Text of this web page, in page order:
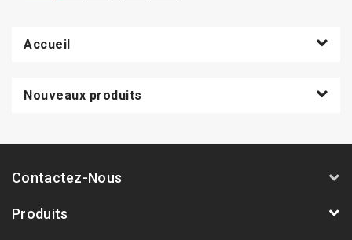
Accueil
Nouveaux produits
Contactez-Nous
Produits